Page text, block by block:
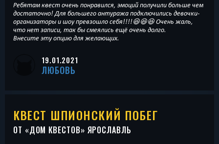
Ребятам квест очень понравился, эмоций получили больше чем
достаточно! Для большего антуража подключились девочки-
организаторы и шоу превзошло себя!!!!😆😆😆 Очень жаль,
что нет записи, так бы смеялись ещё очень долго.
Внесите эту опцию для желающих.
19.01.2021
ЛЮБОВЬ
КВЕСТ ШПИОНСКИЙ ПОБЕГ
ОТ «ДОМ КВЕСТОВ» ЯРОСЛАВЛЬ